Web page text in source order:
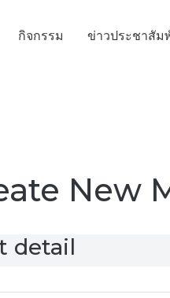
กิจกรรม ข่าวประชาสัม
New
detail